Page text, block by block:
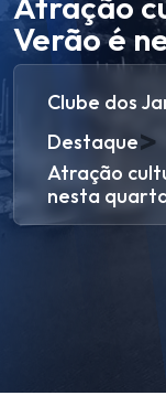
Verão é
Clube dos
Destaque>
Atração
nesta